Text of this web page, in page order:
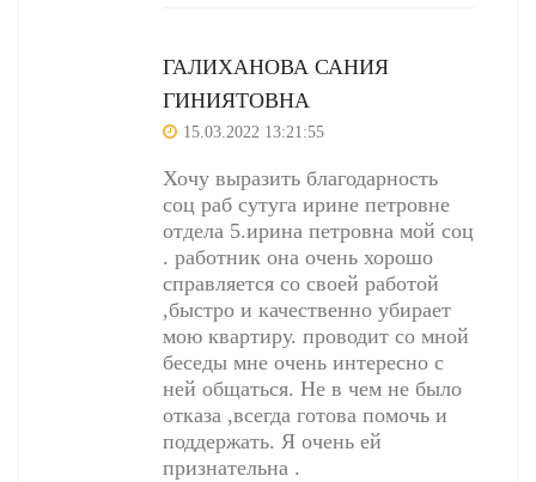
ГАЛИХАНОВА САНИЯ
ГИНИЯТОВНА
15.03.2022 13:21:55
Хочу выразить благодарность
соц раб сутуга ирине петровне
отдела 5.ирина петровна мой соц
. работник она очень хорошо
справляется со своей работой
,быстро и качественно убирает
мою квартиру. проводит со мной
беседы мне очень интересно с
ней общаться. Не в чем не было
отказа ,всегда готова помочь и
поддержать. Я очень ей
признательна .